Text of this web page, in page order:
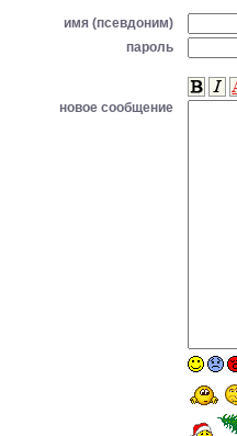
имя (псевдоним)
пароль
новое сообщение